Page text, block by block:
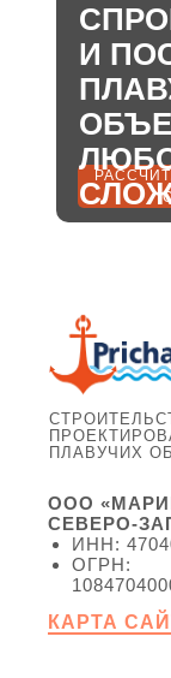
И
ООО
СЕВЕРО-
ИНН:
ОГРН:
ПЛАВУЧИХ
КАРТА